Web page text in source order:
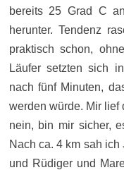
bereits 25 Grad C
herunter. Tendenz
praktisch schon,
Läufer setzten sich
nach fünf Minuten,
werden würde. Mir lief
nein, bin mir sicher,
Nach ca. 4 km sah ich
und Rüdiger und